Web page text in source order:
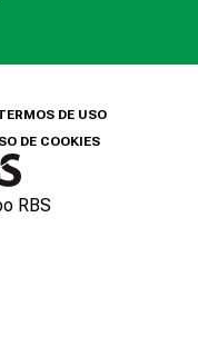
DE USO
DE COOKIES
RBS